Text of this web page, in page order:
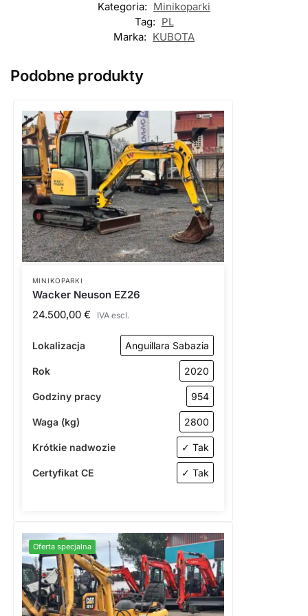
Kategoria: Minikoparki
Tag: PL
Marka: KUBOTA
Podobne produkty
MINIKOPARKI
Wacker Neuson EZ26
24.500,00 € IVA escl.
Lokalizacja Anguillara Sabazia
Rok 2020
Godziny pracy 954
Waga (kg) 2800
Krótkie nadwozie ✓ Tak
Certyfikat CE ✓ Tak
Oferta specjalna